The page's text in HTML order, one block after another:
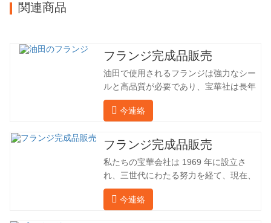
関連商品
フランジ完成品販売
油田で使用されるフランジは強力なシー
ルと高品質が必要であり、宝華社は長年
油田でフランジを加工し、間接的に外国
（ドイツ、ロシア）に輸出してきまし
社は海外の顧客と直接輸出入し、第三者
手数料を回避して、強力な製品品質と低
価格を確保したいと考えています。以下
の表はこの製品の情報です。以下に当社
の簡単な紹介をさせていただきます。 材
料 4130-75K 硬度 207-237 内径 57.76 外
今連絡
フランジ完成品販売
私たちの宝華会社は 1969 年に設立さ
れ、三世代にわたる努力を経て、現在、
敷地面積は 50,000 平方メートル、建築
面積は 25,000 平方メートルです。従業
今連絡